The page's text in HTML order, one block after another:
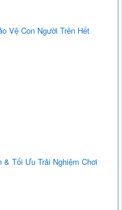
Vệ Con Người Trên Hết
Tối Ưu Trải Nghiệm Chơi